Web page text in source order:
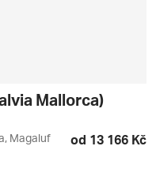
Mallorca)
Magaluf od 13 166 Kč